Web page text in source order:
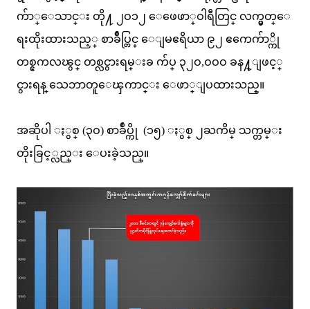
က်ာ္ေသာင္း တို႔ ၂ဝ၁၂ ေဖေဖာ္ဝါရီတြင္ လက္မွတ္ေ
ရးထိုးထားသည့္ စာခ်ဳပ္တြင္ ေျမဧရိယာ ၉၂ ဧကေက်ာ္ကို
တစ္ဧကလၽွင္ တစ္လငွားရမ္းခ က်ပ္ ၃၂ဝ,ဝဝဝ ခန႔္ျဖင့္
ငွားရန္ သေဘာတူေၾကာင္း ေဖာ္ျပထားသည္။
အဆိုပါ ႏွစ္ (၃ဝ) စာခ်ဳပ္ကို (၁၅) ႏွစ္ ၂ႀကိမ္ သက္တမ္း
တိုးခြင့္လည္း ေပးခဲ့သည္။